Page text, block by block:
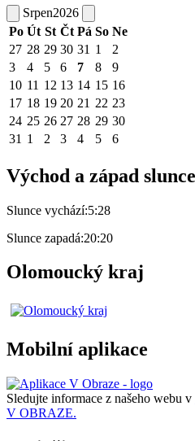
Srpen2026
Po Út St Čt Pá So Ne
27 28 29 30 31 1
2
3
4 5 6 7 8
9
10 11 12 13 14 15 16
17 18 19 20 21 22 23
24 25 26 27 28 29 30
31 1 2 3 4 5 6
Východ a západ slunce
Slunce vychází:5:28
Slunce zapadá:20:20
Olomoucký kraj
Mobilní aplikace
Sledujte informace z našeho webu v
V OBRAZE.